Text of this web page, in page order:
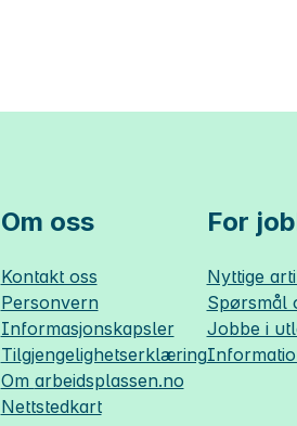
Om oss
Kontakt oss
Personvern
Informasjonskapsler
Tilgjengelighetserklæring
Om arbeidsplassen.no
Nettstedkart
For
Nyttige
Spørsmål
Jobbe i